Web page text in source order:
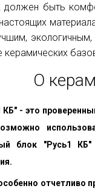
быть
О
КБ" - это
блок "Русь1
отчетливо